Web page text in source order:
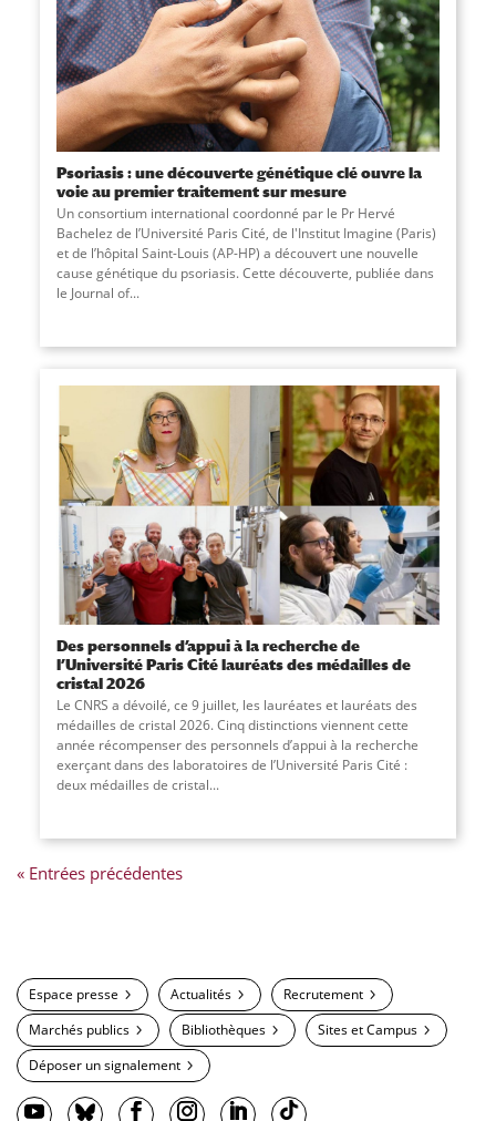
Psoriasis : une découverte génétique clé ouvre la
voie au premier traitement sur mesure
Un consortium international coordonné par le Pr Hervé
Bachelez de l’Université Paris Cité, de l'Institut Imagine (Paris)
et de l’hôpital Saint-Louis (AP-HP) a découvert une nouvelle
cause génétique du psoriasis. Cette découverte, publiée dans
le Journal of...
Des personnels d’appui à la recherche de
l’Université Paris Cité lauréats des médailles de
cristal 2026
Le CNRS a dévoilé, ce 9 juillet, les lauréates et lauréats des
médailles de cristal 2026. Cinq distinctions viennent cette
année récompenser des personnels d’appui à la recherche
exerçant dans des laboratoires de l’Université Paris Cité :
deux médailles de cristal...
« Entrées précédentes
Espace presse Actualités
Recrutement
Marchés publics
Bibliothèques
Sites et Campus
Déposer un signalement